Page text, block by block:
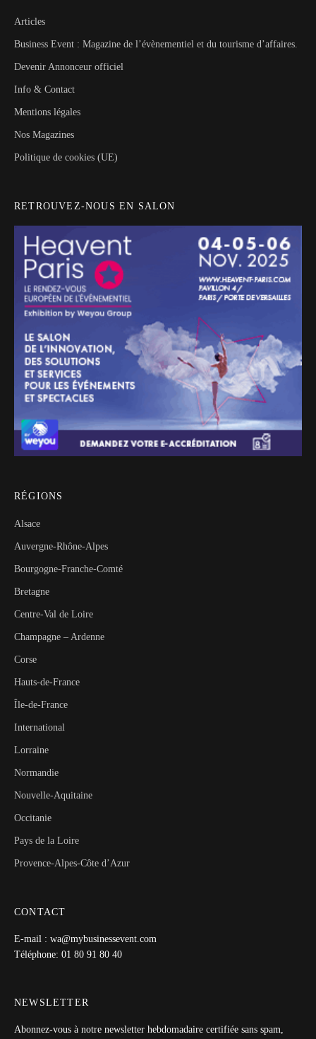
Articles
Business Event : Magazine de l’évènementiel et du tourisme d’affaires.
Devenir Annonceur officiel
Info & Contact
Mentions légales
Nos Magazines
Politique de cookies (UE)
RETROUVEZ-NOUS EN SALON
RÉGIONS
Alsace
Auvergne-Rhône-Alpes
Bourgogne-Franche-Comté
Bretagne
Centre-Val de Loire
Champagne – Ardenne
Corse
Hauts-de-France
Île-de-France
International
Lorraine
Normandie
Nouvelle-Aquitaine
Occitanie
Pays de la Loire
Provence-Alpes-Côte d’Azur
CONTACT
E-mail : wa@mybusinessevent.com
Téléphone: 01 80 91 80 40
NEWSLETTER
Abonnez-vous à notre newsletter hebdomadaire certifiée sans spam,